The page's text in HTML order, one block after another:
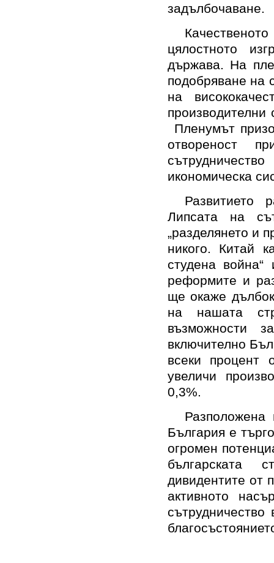
задълбочаване.
цялостното
държава. На
подобряване на
на
производителни
Пленумът
отвореност
икономическа
Развитието
Липсата на
„разделянето и
никого. Китай
студена
реформите и
ще окаже
на нашата
възможности
включително
всеки процент
увеличи
0,3%.
България е
огромен
българската
дивидентите от
активното